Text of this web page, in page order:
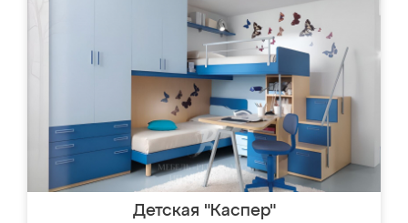
Детская "Каспер"